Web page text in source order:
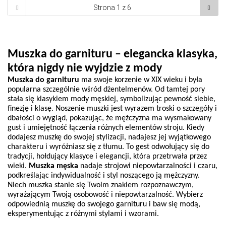
Muszka do garnituru – elegancka klasyka,
która nigdy nie wyjdzie z mody
Muszka do garnituru ma swoje korzenie w XIX wieku i była
popularna szczególnie wśród dżentelmenów. Od tamtej pory
stała się klasykiem mody męskiej, symbolizując pewność siebie,
finezję i klasę. Noszenie muszki jest wyrazem troski o szczegóły i
dbałości o wygląd, pokazując, że mężczyzna ma wysmakowany
gust i umiejętność łączenia różnych elementów stroju. Kiedy
dodajesz muszkę do swojej stylizacji, nadajesz jej wyjątkowego
charakteru i wyróżniasz się z tłumu. To gest odwołujący się do
tradycji, hołdujący klasyce i elegancji, która przetrwała przez
wieki. Muszka męska nadaje strojowi niepowtarzalności i czaru,
podkreślając indywidualność i styl noszącego ją mężczyzny.
Niech muszka stanie się Twoim znakiem rozpoznawczym,
wyrażającym Twoją osobowość i niepowtarzalność. Wybierz
odpowiednią muszkę do swojego garnituru i baw się modą,
eksperymentując z różnymi stylami i wzorami.